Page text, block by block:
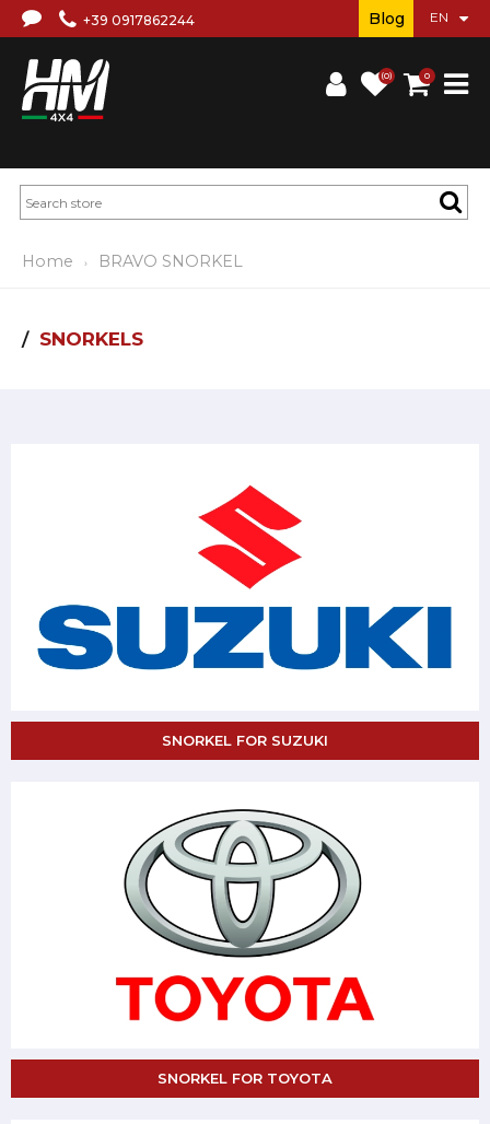
+39 0917862244
(0) 0
Blog
Home BRAVO SNORKEL
SNORKELS
SNORKEL FOR SUZUKI
SNORKEL FOR TOYOTA